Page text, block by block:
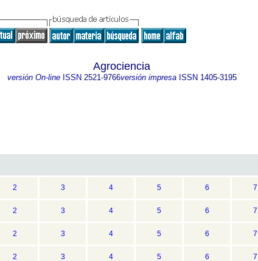
Agrociencia
versión On-lineISSN 2521-9766versión impresaISSN 1405-3195
2 3 4 5 6 7
2 3 4 5 6 7
2 3 4 5 6 7
2 3 4 5 6 7